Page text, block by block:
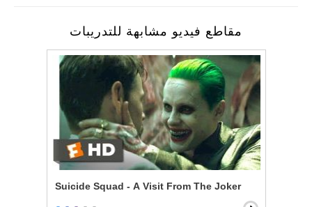
مقاطع فيديو مشابهة للتدريبات
Suicide Squad - A Visit From The Joker